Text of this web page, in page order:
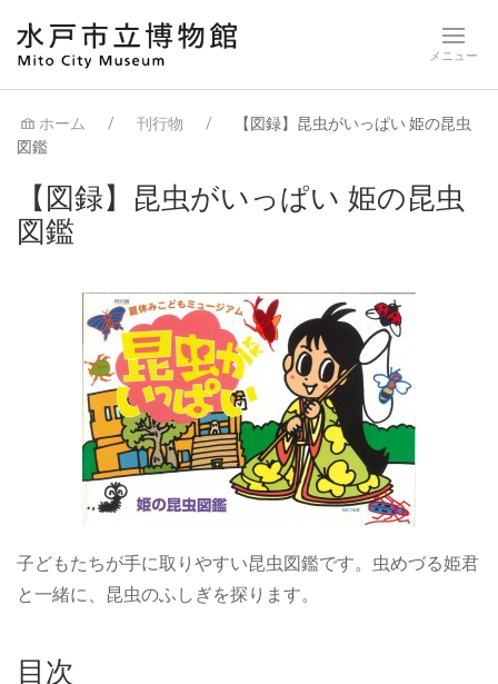
ホーム 刊行物
【図録】昆虫がいっぱい 姫の昆虫
図鑑
【図録】昆虫がいっぱい 姫の昆虫
図鑑
子どもたちが手に取りやすい昆虫図鑑です。虫めづる姫君
と一緒に、昆虫のふしぎを探ります。
目次